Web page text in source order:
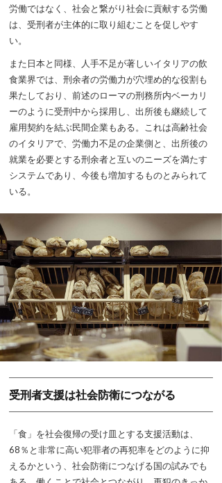
労働ではなく、社会と繋がり社会に貢献する労働
は、受刑者が主体的に取り組むことを促しやす
い。
また日本と同様、人手不足が著しいイタリアの飲
食業界では、刑余者の労働力が穴埋め的な役割も
果たしており、前述のローマの刑務所内ベーカリ
ーのように受刑中から採用し、出所後も継続して
雇用契約を結ぶ民間企業もある。これは高齢社会
のイタリアで、労働力不足の企業側と、出所後の
就業を必要とする刑余者と互いのニーズを満たす
システムであり、今後も増加するものとみられて
いる。
受刑者支援は社会防衛につながる
「食」を社会復帰の受け皿とする支援活動は、
68％と非常に高い犯罪者の再犯率をどのように抑
えるかという、社会防衛につなげる国の試みでも